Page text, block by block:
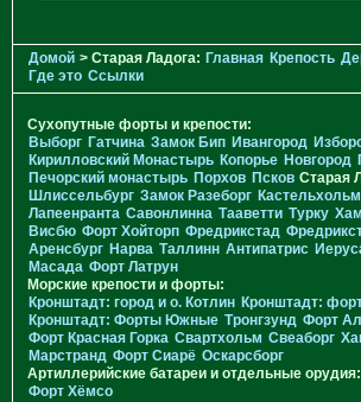
Домой > Старая Ладога: Главная Крепость
Где это Ссылки
Сухопутные форты и крепости:
Выборг Гатчина Замок Бип Ивангород
Кирилловский Монастырь Копорье Новгород
Печорcкий монастырь Порхов Псков Старая
Шлиссельбург Замок Разеборг Кастельхольм
Лапеенранта Савонлинна Тааветти Турку
Висбю Форт Хойторп Фредрикстад
Аренсбург Нарва Таллинн Антипатрис
Масада Форт Латрун
Морские крепости и форты:
Кронштадт: город и о. Котлин Кронштадт:
Кронштадт: Форты Южные Тронгзунд Форт
Форт Красная Горка Свартхольм Свеаборг
Марстранд Форт Сиарё Оскарсборг
Артиллерийские батареи и отдельные орудия:
Форт Хёмсо